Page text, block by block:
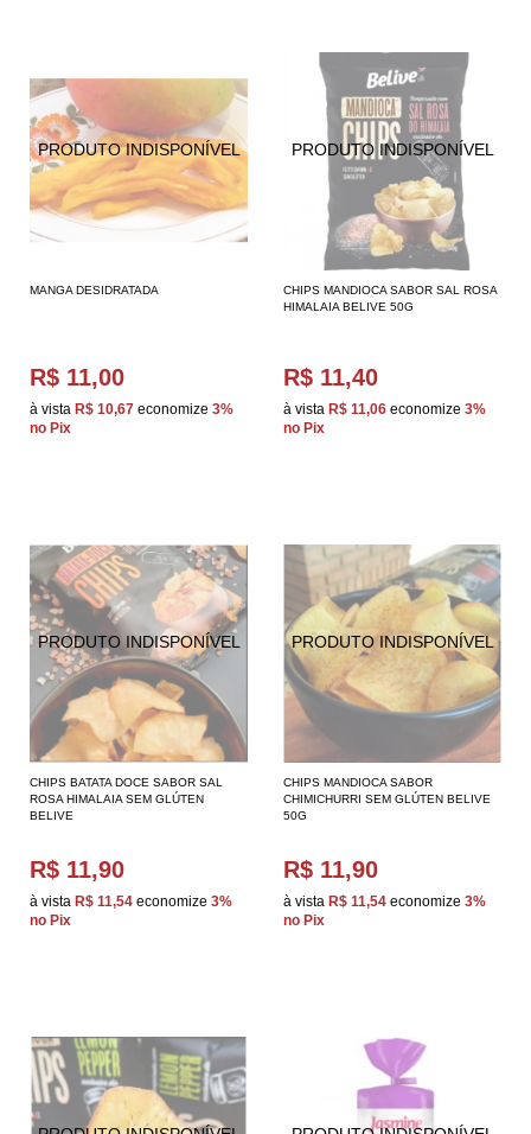
MANGA DESIDRATADA
R$ 11,00
à vista R$ 10,67 economize 3%
no Pix
CHIPS MANDIOCA SABOR SAL ROSA
HIMALAIA BELIVE 50G
R$ 11,40
à vista R$ 11,06 economize 3%
no Pix
CHIPS BATATA DOCE SABOR SAL
ROSA HIMALAIA SEM GLÚTEN
BELIVE
R$ 11,90
à vista R$ 11,54 economize 3%
no Pix
CHIPS MANDIOCA SABOR
CHIMICHURRI SEM GLÚTEN BELIVE
50G
R$ 11,90
à vista R$ 11,54 economize 3%
no Pix